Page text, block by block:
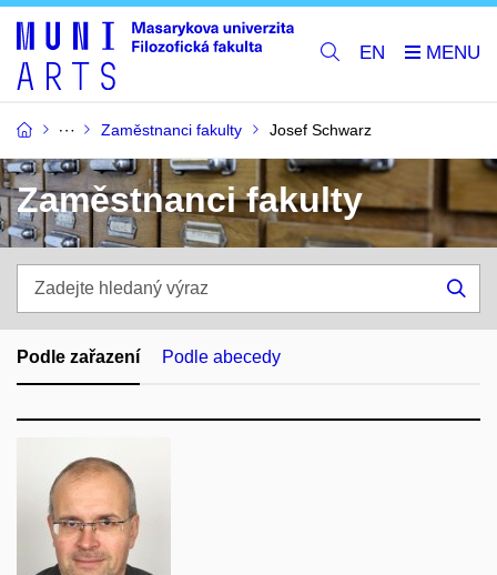
EN
Zaměstnanci fakulty Josef Schwarz
Zaměstnanci fakulty
hledaný
výraz
Podle zařazení Podle abecedy